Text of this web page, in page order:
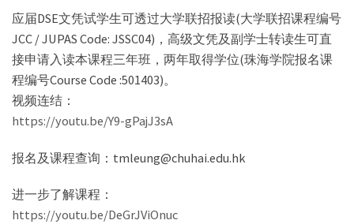
应届DSE文凭试学生可透过大学联招报读(大学联招课程编号
JCC / JUPAS Code: JSSC04)，高级文凭及副学士转读生可直
接申请入读本课程三年班，两年取得学位(珠海学院报名课
程编号Course Code :501403)。
视频连结：
https://youtu.be/Y9-gPajJ3sA
报名及课程查询：tmleung@chuhai.edu.hk
进一步了解课程：
https://youtu.be/DeGrJViOnuc